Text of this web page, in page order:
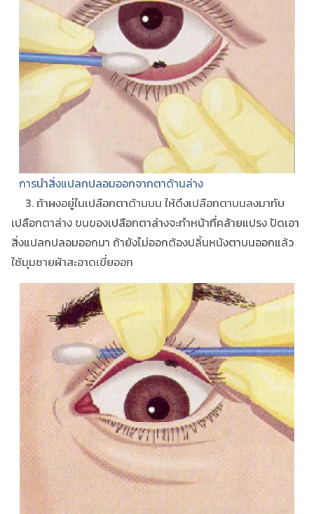
การนำสิ่งแปลกปลอมออกจากตาด้านล่าง
3. ถ้าผงอยู่ในเปลือกตาด้านบน ให้ดึงเปลือกตาบนลงมาทับ
เปลือกตาล่าง ขนของเปลือกตาล่างจะทำหน้าที่คล้ายแปรง ปัดเอา
สิ่งแปลกปลอมออกมา ถ้ายังไม่ออกต้องปลิ้นหนังตาบนออกแล้ว
ใช้มุมชายผ้าสะอาดเขี่ยออก